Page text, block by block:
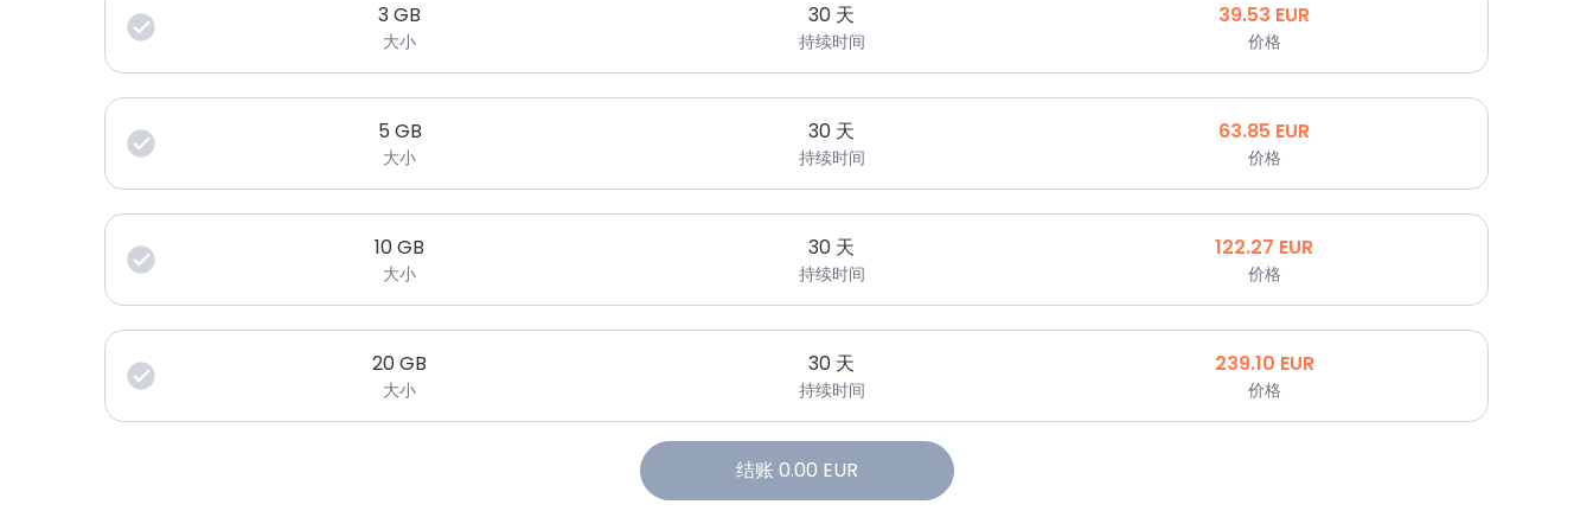
3GB
大小
30 天
持续时间
39.53 EUR
价格
5 GB
大小
30 天
持续时间
63.85 EUR
价格
10GB
大小
30 天
持续时间
122.27 EUR
价格
20GB
大小
30 天
持续时间
239.10 EUR
价格
结账 0.00 EUR